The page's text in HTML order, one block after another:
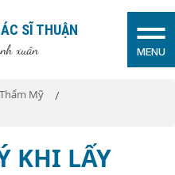
SĨ THUẬN
xuân MENU
Mỹ
KHI LẤY